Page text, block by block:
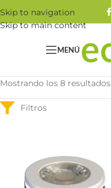
Skip to navigation
Skip to main content
MENÚ
Mostrando los 8 resultados